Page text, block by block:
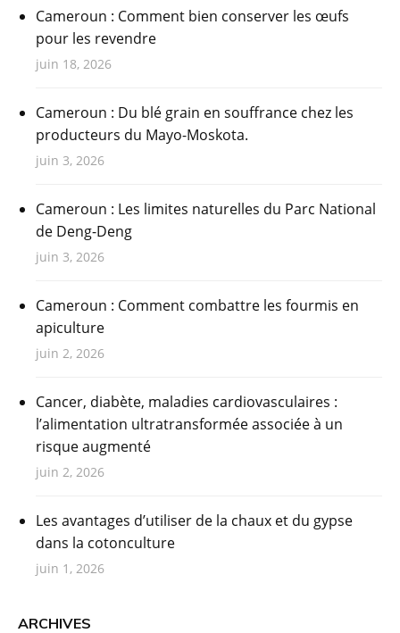
Cameroun : Comment bien conserver les œufs
pour les revendre
juin 18, 2026
Cameroun : Du blé grain en souffrance chez les
producteurs du Mayo-Moskota.
juin 3, 2026
Cameroun : Les limites naturelles du Parc National
de Deng-Deng
juin 3, 2026
Cameroun : Comment combattre les fourmis en
apiculture
juin 2, 2026
Cancer, diabète, maladies cardiovasculaires :
l’alimentation ultratransformée associée à un
risque augmenté
juin 2, 2026
Les avantages d’utiliser de la chaux et du gypse
dans la cotonculture
juin 1, 2026
ARCHIVES